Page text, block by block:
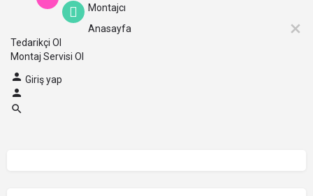
Montajcı
Anasayfa
Tedarikçi Ol
Montaj Servisi Ol
Giriş yap